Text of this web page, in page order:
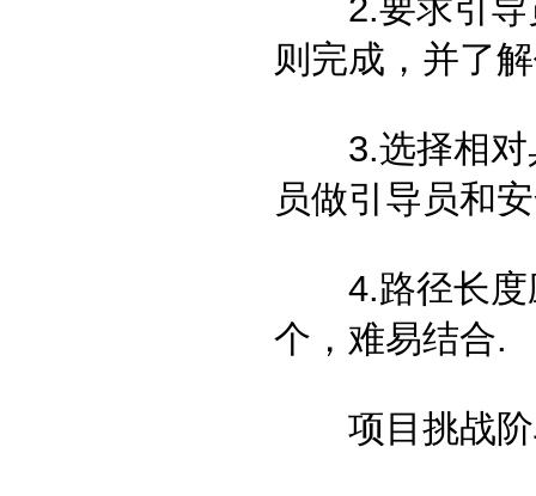
2.要求引导
则完成，并了
3.选择相对
员做引导员和
4.路径长度应
个，难易结合.
项目挑战阶